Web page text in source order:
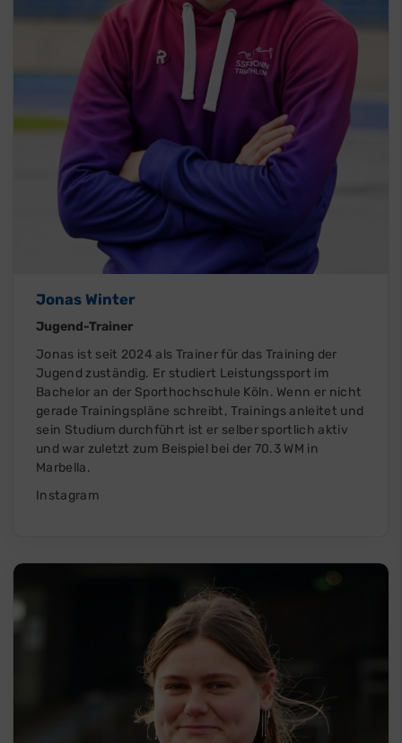
Jonas Winter
Jugend-Trainer
Jonas ist seit 2024 als Trainer für das Training der
Jugend zuständig. Er studiert Leistungssport im
Bachelor an der Sporthochschule Köln. Wenn er nicht
gerade Trainingspläne schreibt, Trainings anleitet und
sein Studium durchführt ist er selber sportlich aktiv
und war zuletzt zum Beispiel bei der 70.3 WM in
Marbella.
Instagram